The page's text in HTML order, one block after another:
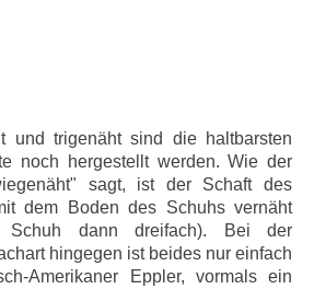
und trigenäht sind die haltbarsten
noch hergestellt werden. Wie der
sagt, ist der Schaft des
dem Boden des Schuhs vernäht
Schuh dann dreifach). Bei der
hingegen ist beides nur einfach
Amerikaner Eppler, vormals ein